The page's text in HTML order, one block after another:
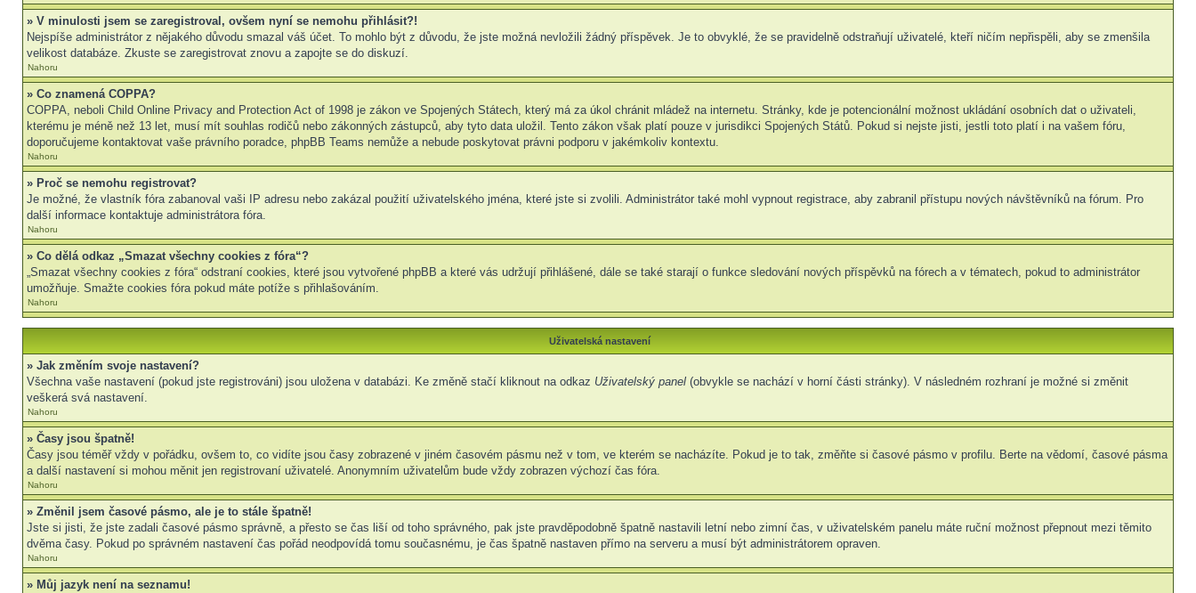
» V minulosti jsem se zaregistroval, ovšem nyní se nemohu přihlásit?!
Nejspíše administrátor z nějakého důvodu smazal váš účet. To mohlo být z důvodu, že jste možná nevložili žádný příspěvek. Je to obvyklé, že se pravidelně odstraňují uživatelé, kteří ničím nepřispěli, aby se zmenšila
velikost databáze. Zkuste se zaregistrovat znovu a zapojte se do diskuzí.
Nahoru
» Co znamená COPPA?
COPPA, neboli Child Online Privacy and Protection Act of 1998 je zákon ve Spojených Státech, který má za úkol chránit mládež na internetu. Stránky, kde je potencionální možnost ukládání osobních dat o uživateli,
kterému je méně než 13 let, musí mít souhlas rodičů nebo zákonných zástupců, aby tyto data uložil. Tento zákon však platí pouze v jurisdikci Spojených Států. Pokud si nejste jisti, jestli toto platí i na vašem fóru,
doporučujeme kontaktovat vaše právního poradce, phpBB Teams nemůže a nebude poskytovat právni podporu v jakémkoliv kontextu.
Nahoru
» Proč se nemohu registrovat?
Je možné, že vlastník fóra zabanoval vaši IP adresu nebo zakázal použití uživatelského jména, které jste si zvolili. Administrátor také mohl vypnout registrace, aby zabranil přístupu nových návštěvníků na fórum. Pro
další informace kontaktuje administrátora fóra.
Nahoru
» Co dělá odkaz „Smazat všechny cookies z fóra“?
„Smazat všechny cookies z fóra“ odstraní cookies, které jsou vytvořené phpBB a které vás udržují přihlášené, dále se také starají o funkce sledování nových příspěvků na fórech a v tématech, pokud to administrátor
umožňuje. Smažte cookies fóra pokud máte potíže s přihlašováním.
Nahoru
Uživatelská nastavení
» Jak změním svoje nastavení?
Všechna vaše nastavení (pokud jste registrováni) jsou uložena v databázi. Ke změně stačí kliknout na odkaz Uživatelský panel (obvykle se nachází v horní části stránky). V následném rozhraní je možné si změnit
veškerá svá nastavení.
Nahoru
» Časy jsou špatně!
Časy jsou téměř vždy v pořádku, ovšem to, co vidíte jsou časy zobrazené v jiném časovém pásmu než v tom, ve kterém se nacházíte. Pokud je to tak, změňte si časové pásmo v profilu. Berte na vědomí, časové pásma
a další nastavení si mohou měnit jen registrovaní uživatelé. Anonymním uživatelům bude vždy zobrazen výchozí čas fóra.
Nahoru
» Změnil jsem časové pásmo, ale je to stále špatně!
Jste si jisti, že jste zadali časové pásmo správně, a přesto se čas liší od toho správného, pak jste pravděpodobně špatně nastavili letní nebo zimní čas, v uživatelském panelu máte ruční možnost přepnout mezi těmito
dvěma časy. Pokud po správném nastavení čas pořád neodpovídá tomu současnému, je čas špatně nastaven přímo na serveru a musí být administrátorem opraven.
Nahoru
» Můj jazyk není na seznamu!